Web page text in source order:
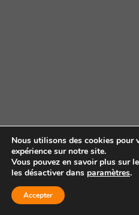
Nous utilisons des cookies pour
expérience sur notre site.
Vous pouvez en savoir plus sur
les désactiver dans paramètres.
Accepter